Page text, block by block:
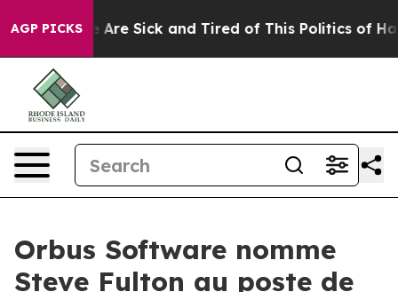
AGP PICKS
“People Are Sick and Tired of This Politics of
Orbus Software nomme
Steve Fulton au poste de